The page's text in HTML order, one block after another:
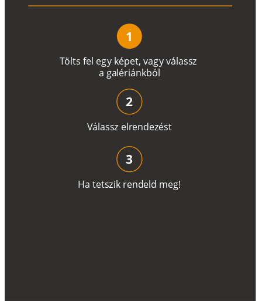
Tölts fel egy képet, vagyválassz
a galériánkból
1
Válassz elrendezést
2
Ha tetszik rendeld meg!
3